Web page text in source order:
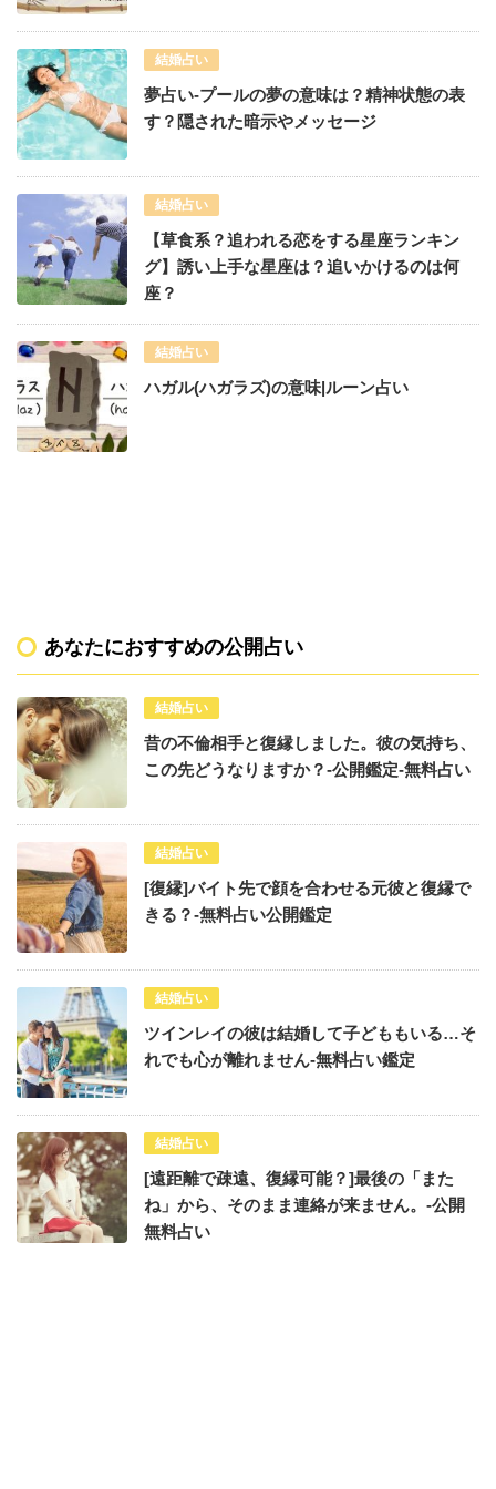
結婚占い
夢占い-プールの夢の意味は？精神状態の表
す？隠された暗示やメッセージ
結婚占い
【草食系？追われる恋をする星座ランキン
グ】誘い上手な星座は？追いかけるのは何
座？
結婚占い
ハガル(ハガラズ)の意味|ルーン占い
あなたにおすすめの公開占い
結婚占い
昔の不倫相手と復縁しました。彼の気持ち、
この先どうなりますか？-公開鑑定-無料占い
結婚占い
[復縁]バイト先で顔を合わせる元彼と復縁で
きる？-無料占い公開鑑定
結婚占い
ツインレイの彼は結婚して子どももいる…そ
れでも心が離れません-無料占い鑑定
結婚占い
[遠距離で疎遠、復縁可能？]最後の「また
ね」から、そのまま連絡が来ません。-公開
無料占い